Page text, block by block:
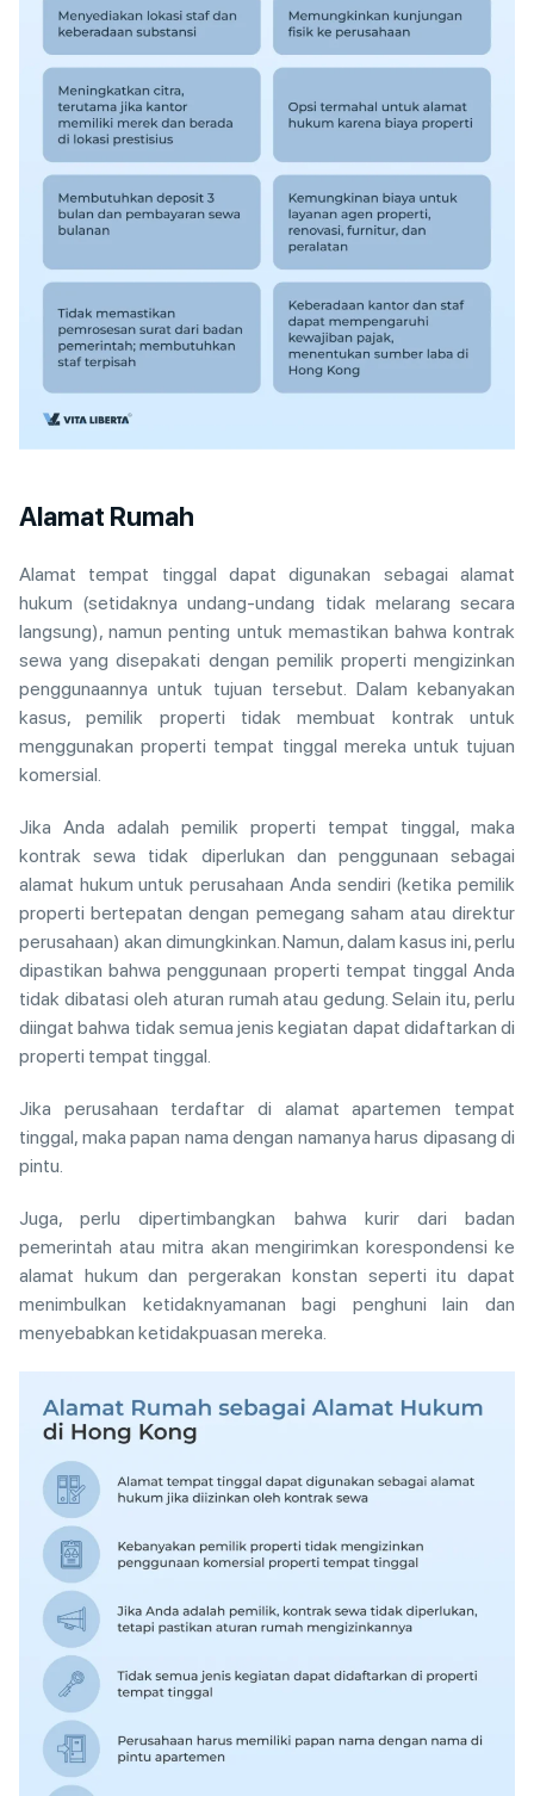
Alamat Rumah
Alamat tempat tinggal dapat digunakan sebagai alamat
hukum (setidaknya undang-undang tidak melarang secara
langsung), namun penting untuk memastikan bahwa kontrak
sewa yang disepakati dengan pemilik properti mengizinkan
penggunaannya untuk tujuan tersebut. Dalam kebanyakan
kasus, pemilik properti tidak membuat kontrak untuk
menggunakan properti tempat tinggal mereka untuk tujuan
komersial.
Jika Anda adalah pemilik properti tempat tinggal, maka
kontrak sewa tidak diperlukan dan penggunaan sebagai
alamat hukum untuk perusahaan Anda sendiri (ketika pemilik
properti bertepatan dengan pemegang saham atau direktur
perusahaan) akan dimungkinkan. Namun, dalam kasus ini, perlu
dipastikan bahwa penggunaan properti tempat tinggal Anda
tidak dibatasi oleh aturan rumah atau gedung. Selain itu, perlu
diingat bahwa tidak semua jenis kegiatan dapat didaftarkan di
properti tempat tinggal.
Jika perusahaan terdaftar di alamat apartemen tempat
tinggal, maka papan nama dengan namanya harus dipasang di
pintu.
Juga, perlu dipertimbangkan bahwa kurir dari badan
pemerintah atau mitra akan mengirimkan korespondensi ke
alamat hukum dan pergerakan konstan seperti itu dapat
menimbulkan ketidaknyamanan bagi penghuni lain dan
menyebabkan ketidakpuasan mereka.